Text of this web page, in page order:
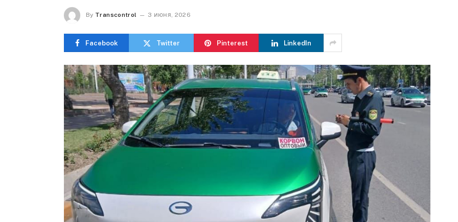
By Transcontrol 3 июня, 2026
Facebook Twitter Pinterest LinkedIn